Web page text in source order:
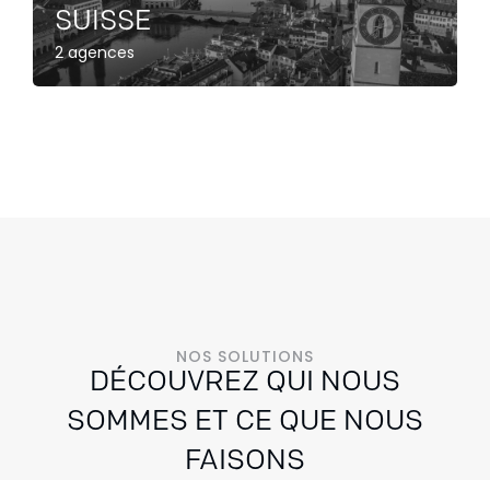
SUISSE
2 agences
NOS SOLUTIONS
DÉCOUVREZ QUI NOUS
SOMMES ET CE QUE NOUS
FAISONS